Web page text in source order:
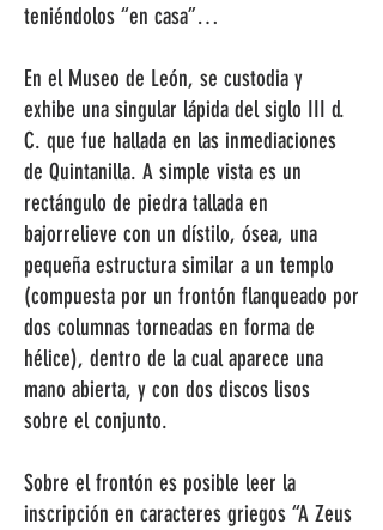
teniéndolos “en casa”…
En el Museo de León, se custodia y
exhibe una singular lápida del siglo III d.
C. que fue hallada en las inmediaciones
de Quintanilla. A simple vista es un
rectángulo de piedra tallada en
bajorrelieve con un dístilo, ósea, una
pequeña estructura similar a un templo
(compuesta por un frontón flanqueado por
dos columnas torneadas en forma de
hélice), dentro de la cual aparece una
mano abierta, y con dos discos lisos
sobre el conjunto.
Sobre el frontón es posible leer la
inscripción en caracteres griegos “A Zeus